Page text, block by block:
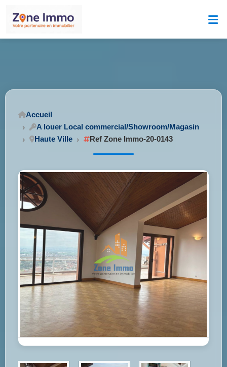
Accueil
A louer Local commercial/Showroom/Magasin
Haute Ville
Ref Zone Immo-20-0143